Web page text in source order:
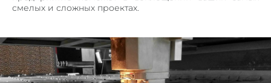
смелых и сложных проектах.